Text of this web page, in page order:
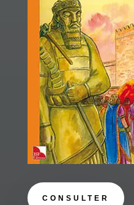
CONSULTER